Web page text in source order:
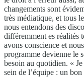
changements sont
très médiatique, et tous
nous entendons des
différemment es réalités
avons conscience et
programme devienne le
besoin au quotidien. «
sein de l’équipe : un